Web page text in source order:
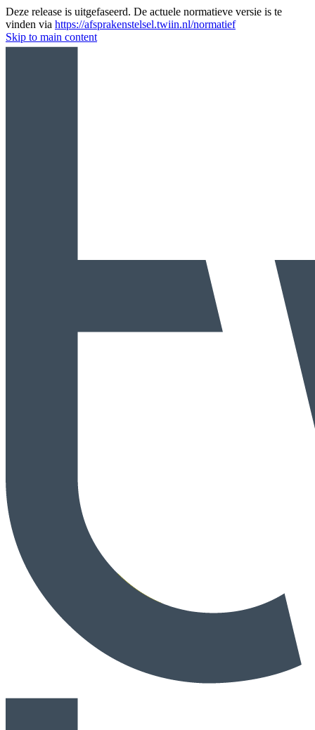
Deze release is uitgefaseerd. De actuele normatieve versie is te
vinden via https://afsprakenstelsel.twiin.nl/normatief
Skip to main content